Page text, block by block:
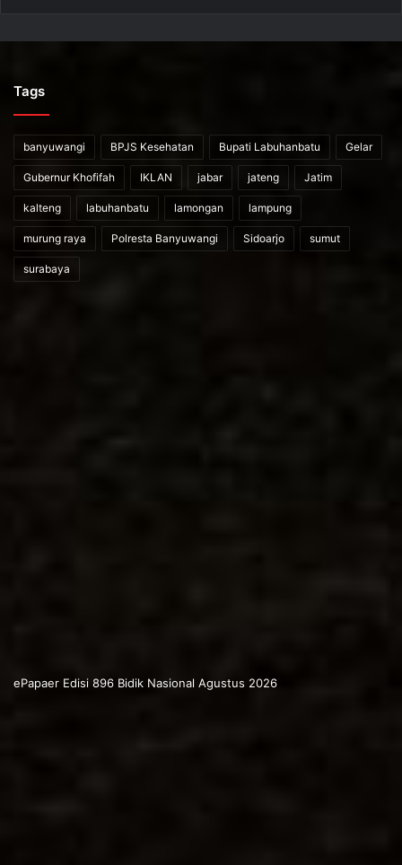
Tags
banyuwangi BPJS Kesehatan Bupati Labuhanbatu Gelar
Gubernur Khofifah IKLAN jabar jateng Jatim
kalteng labuhanbatu lamongan lampung
murung raya Polresta Banyuwangi Sidoarjo sumut
surabaya
ePapaer Edisi 896 Bidik Nasional Agustus 2026